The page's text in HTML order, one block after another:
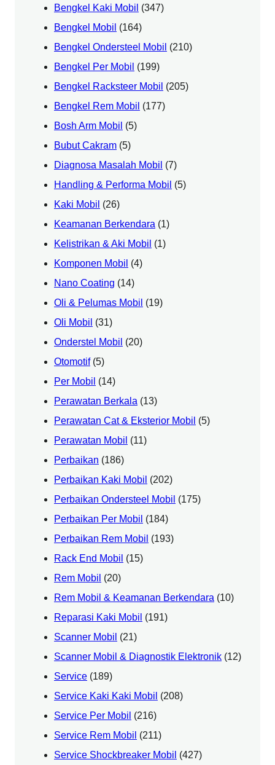
Bengkel Kaki Mobil (347)
Bengkel Mobil (164)
Bengkel Ondersteel Mobil (210)
Bengkel Per Mobil (199)
Bengkel Racksteer Mobil (205)
Bengkel Rem Mobil (177)
Bosh Arm Mobil (5)
Bubut Cakram (5)
Diagnosa Masalah Mobil (7)
Handling & Performa Mobil (5)
Kaki Mobil (26)
Keamanan Berkendara (1)
Kelistrikan & Aki Mobil (1)
Komponen Mobil (4)
Nano Coating (14)
Oli & Pelumas Mobil (19)
Oli Mobil (31)
Onderstel Mobil (20)
Otomotif(5)
Per Mobil (14)
Perawatan Berkala (13)
Perawatan Cat & Eksterior Mobil (5)
Perawatan Mobil (11)
Perbaikan (186)
Perbaikan Kaki Mobil (202)
Perbaikan Ondersteel Mobil (175)
Perbaikan Per Mobil (184)
Perbaikan Rem Mobil (193)
Rack End Mobil (15)
Rem Mobil (20)
Rem Mobil & Keamanan Berkendara (10)
Reparasi Kaki Mobil (191)
Scanner Mobil (21)
Scanner Mobil & Diagnostik Elektronik (12)
Service (189)
Service Kaki Kaki Mobil (208)
Service Per Mobil (216)
Service Rem Mobil (211)
Service Shockbreaker Mobil (427)